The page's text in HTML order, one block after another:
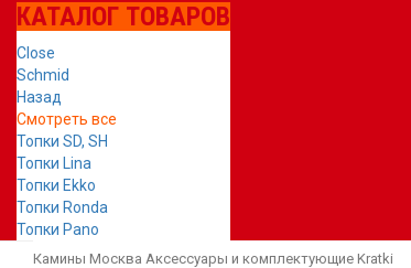
КАТАЛОГ ТОВАРОВ
Close
Schmid
Назад
Смотреть все
Топки SD, SH
Топки Lina
Топки Ekko
Топки Ronda
Топки Pano
Камины Москва Аксессуары и комплектующие Kratki